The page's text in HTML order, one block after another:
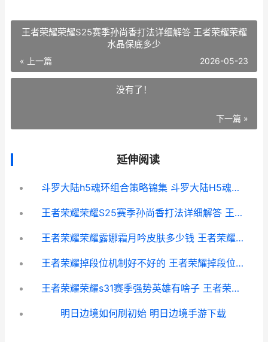
王者荣耀荣耀S25赛季孙尚香打法详细解答 王者荣耀荣耀
水晶保底多少
« 上一篇 2026-05-23
没有了！
下一篇 »
延伸阅读
斗罗大陆h5魂环组合策略锦集 斗罗大陆H5魂环0123456是什么意思
王者荣耀荣耀S25赛季孙尚香打法详细解答 王者荣耀荣耀水晶保底多少
王者荣耀荣耀露娜霜月吟皮肤多少钱 王者荣耀荣耀露娜称号怎么获得
王者荣耀掉段位机制好不好的 王者荣耀掉段位规则
王者荣耀荣耀s31赛季强势英雄有啥子 王者荣耀荣耀之章
明日边境如何刷初始 明日边境手游下载